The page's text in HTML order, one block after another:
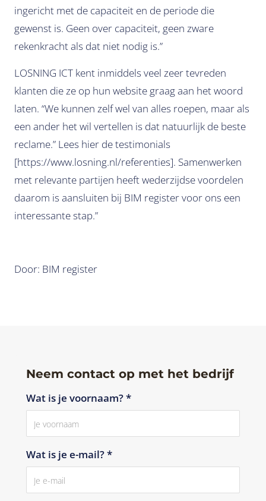
Neem contact op met het bedrijf
Wat is je voornaam? *
Wat is je e-mail? *
ingericht met de capaciteit en de periode die
gewenst is. Geen over capaciteit, geen zware
rekenkracht als dat niet nodig is.”
LOSNING ICT kent inmiddels veel zeer tevreden
klanten die ze op hun website graag aan het woord
laten. “We kunnen zelf wel van alles roepen, maar als
een ander het wil vertellen is dat natuurlijk de beste
reclame.” Lees hier de testimonials
[https://www.losning.nl/referenties]. Samenwerken
met relevante partijen heeft wederzijdse voordelen
daarom is aansluiten bij BIM register voor ons een
interessante stap.”
Door: BIM register